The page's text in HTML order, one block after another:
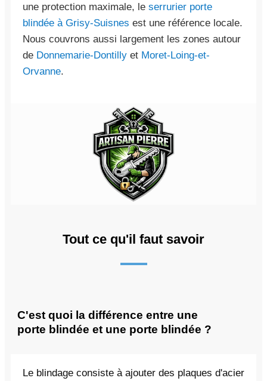
une protection maximale, le serrurier porte
blindée à Grisy-Suisnes est une référence locale.
Nous couvrons aussi largement les zones autour
de Donnemarie-Dontilly et Moret-Loing-et-
Orvanne.
Tout ce qu'il faut savoir
C'est quoi la différence entre une
porte blindée et une porte blindée ?
Le blindage consiste à ajouter des plaques d'acier